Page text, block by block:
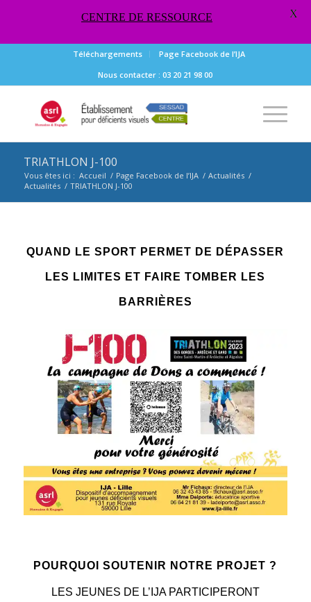
Téléchargements
Page Facebook de l’IJA
Nous contacter : 03 20 21 98 00
TRIATHLON J-100
Vous êtes ici : Accueil / Page Facebook de l’IJA / Actualités /
Actualités / TRIATHLON J-100
QUAND LE SPORT PERMET DE DÉPASSER
LES LIMITES ET FAIRE TOMBER LES
BARRIÈRES
POURQUOI SOUTENIR NOTRE PROJET ?
LES JEUNES DE L’IJA PARTICIPERONT
CENTRE DE RESSOURCE X